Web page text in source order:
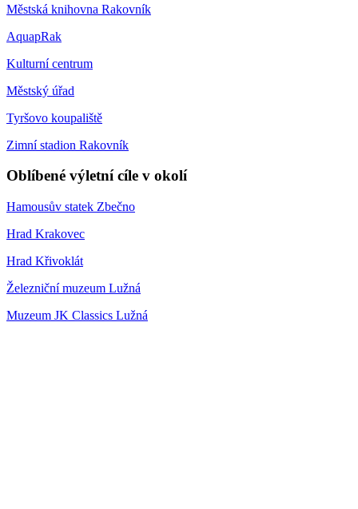
Městská knihovna Rakovník
AquapRak
Kulturní centrum
Městský úřad
Tyršovo koupaliště
Zimní stadion Rakovník
Oblíbené výletní cíle v okolí
Hamousův statek Zbečno
Hrad Krakovec
Hrad Křivoklát
Železniční muzeum Lužná
Muzeum JK Classics Lužná